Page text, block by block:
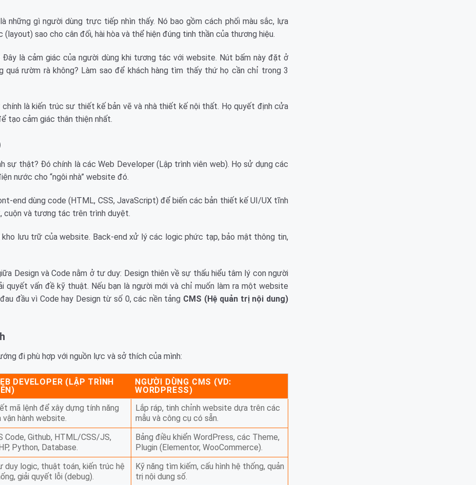
những gì người dùng trực tiếp nhìn thấy. Nó bao gồm cách phối màu sắc, lựa
sao cho cân đối, hài hòa và thể hiện đúng tinh thần của thương hiệu.
Đây là cảm giác của người dùng khi tương tác với website. Nút bấm này đặt ở
rườm rà không? Làm sao để khách hàng tìm thấy thứ họ cần chỉ trong 3
là kiến trúc sư thiết kế bản vẽ và nhà thiết kế nội thất. Họ quyết định cửa
tạo cảm giác thân thiện nhất.
sự thật? Đó chính là các Web Developer (Lập trình viên web). Họ sử dụng các
nước cho “ngôi nhà” website đó.
end dùng code (HTML, CSS, JavaScript) để biến các bản thiết kế UI/UX tĩnh
cuộn và tương tác trên trình duyệt.
kho lưu trữ của website. Back-end xử lý các logic phức tạp, bảo mật thông tin,
Design và Code nằm ở tư duy: Design thiên về sự thấu hiểu tâm lý con người
vấn đề kỹ thuật. Nếu bạn là người mới và chỉ muốn làm ra một website
đầu vì Code hay Design từ số 0, các nền tảng CMS (Hệ quản trị nội dung)
đi phù hợp với nguồn lực và sở thích của mình:
DEVELOPER (LẬP TRÌNH
NGƯỜI DÙNG CMS (VD:
WORDPRESS)
mã lệnh để xây dựng tính năng
vận hành website.
Lắp ráp, tinh chỉnh website dựa trên các
mẫu và công cụ có sẵn.
Code, Github, HTML/CSS/JS,
Python, Database.
Bảng điều khiển WordPress, các Theme,
Plugin (Elementor, WooCommerce).
duy logic, thuật toán, kiến trúc hệ
giải quyết lỗi (debug).
Kỹ năng tìm kiếm, cấu hình hệ thống, quản
trị nội dung số.